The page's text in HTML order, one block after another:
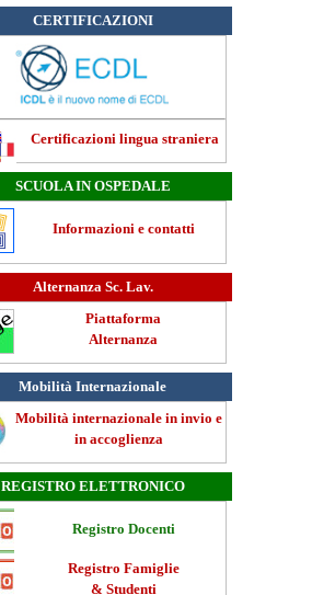
CERTIFICAZIONI
Certificazioni lingua straniera
SCUOLA IN OSPEDALE
Informazioni e contatti
Alternanza Sc. Lav.
Piattaforma
Alternanza
Mobilità Internazionale
Mobilità internazionale in invio e
in accoglienza
REGISTRO ELETTRONICO
Registro Docenti
Registro Famiglie
& Studenti